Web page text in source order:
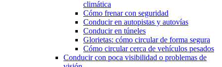
climática
Cómo frenar con seguridad
Conducir en autopistas y autovías
Conducir en túneles
Glorietas: cómo circular de forma segura
Cómo circular cerca de vehículos pesados
Conducir con poca visibilidad o problemas de